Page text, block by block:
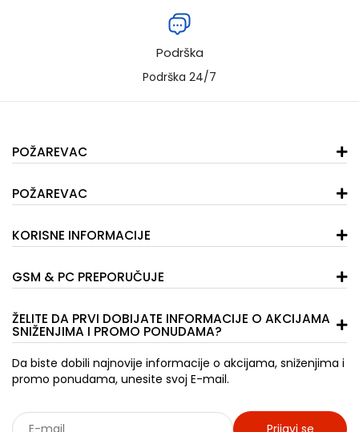
Podrška
Podrška 24/7
POŽAREVAC
POŽAREVAC
KORISNE INFORMACIJE
GSM & PC PREPORUČUJE
ŽELITE DA PRVI DOBIJATE INFORMACIJE O AKCIJAMA
SNIŽENJIMA I PROMO PONUDAMA?
Da biste dobili najnovije informacije o akcijama, sniženjima i
promo ponudama, unesite svoj E-mail.